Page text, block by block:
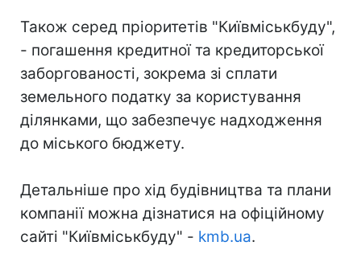
Також серед пріоритетів "Київміськбуду",
- погашення кредитної та кредиторської
заборгованості, зокрема зі сплати
земельного податку за користування
ділянками, що забезпечує надходження
до міського бюджету.
Детальніше про хід будівництва та плани
компанії можна дізнатися на офіційному
сайті "Київміськбуду" - kmb.ua.